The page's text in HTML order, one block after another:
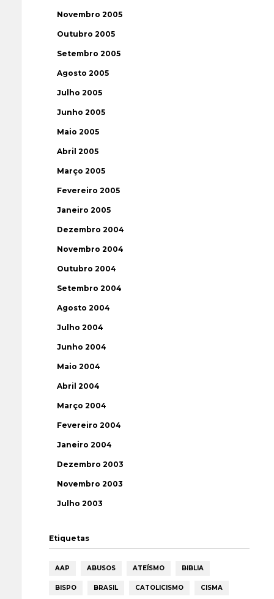
Novembro 2005
Outubro 2005
Setembro 2005
Agosto 2005
Julho 2005
Junho 2005
Maio 2005
Abril 2005
Março 2005
Fevereiro 2005
Janeiro 2005
Dezembro 2004
Novembro 2004
Outubro 2004
Setembro 2004
Agosto 2004
Julho 2004
Junho 2004
Maio 2004
Abril 2004
Março 2004
Fevereiro 2004
Janeiro 2004
Dezembro 2003
Novembro 2003
Julho 2003
Etiquetas
AAP ABUSOS ATEÍSMO BIBLIA
BISPO BRASIL CATOLICISMO CISMA